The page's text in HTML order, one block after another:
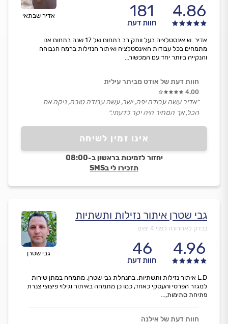
אדיר שבתאי 4.86
181
חוות דעת
אינו זמין לשיחה
יחזור לזמינות בראשון ב-08:00
תזכירו לי בSMS
אדיר .ש אינסטלציה בעל וותק רב בתחום של 17 שנה בתחום אנו
מתמחים בכל עבודות האינסטלציה ואיתור הנזילות ברמה הגבוהה
והנקייה ביותר יחד עם המכשור...
חוות דעת של אודט מביתר עילית
4.00
״אדיר עשה עבודה יפה, ישר, עשה עבודה טובה, ניקה את
הכל, אך המחיר היה יקר לדעתי.״
גבי שטרן
גבי שטרן איתור נזילות ותשתיות
נבדק לאחרונה לפני 4 ימים
4.96
46
חוות דעת
L.D איתור נזילות ותשתיות, בהנהלת גבי שטרן, מתמחה במתן שירות
למגזר הפרטי והעסקי כאחד, כמו כן מתמחה באיתור וגילוי פיצוצי צנרת
פתיחת סתימות,...
חוות דעת של אילנה